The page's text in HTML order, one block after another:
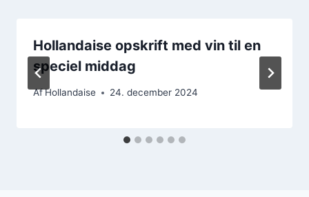
Hollandaise opskrift med vin til en
speciel middag
AfHollandaise 24. december 2024